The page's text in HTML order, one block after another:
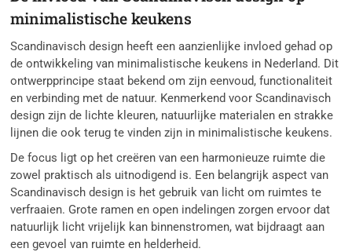
minimalistische keukens
Scandinavisch design heeft een aanzienlijke invloed gehad op
de ontwikkeling van minimalistische keukens in Nederland. Dit
ontwerpprincipe staat bekend om zijn eenvoud, functionaliteit
en verbinding met de natuur. Kenmerkend voor Scandinavisch
design zijn de lichte kleuren, natuurlijke materialen en strakke
lijnen die ook terug te vinden zijn in minimalistische keukens.
De focus ligt op het creëren van een harmonieuze ruimte die
zowel praktisch als uitnodigend is. Een belangrijk aspect van
Scandinavisch design is het gebruik van licht om ruimtes te
verfraaien. Grote ramen en open indelingen zorgen ervoor dat
natuurlijk licht vrijelijk kan binnenstromen, wat bijdraagt aan
een gevoel van ruimte en helderheid.